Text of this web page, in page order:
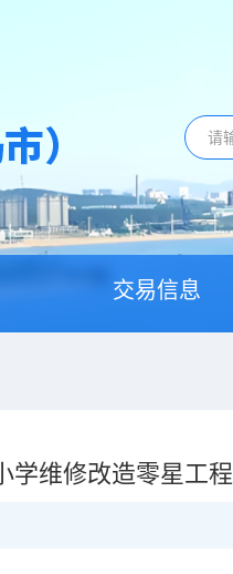
交易信息
学维修改造零星工程